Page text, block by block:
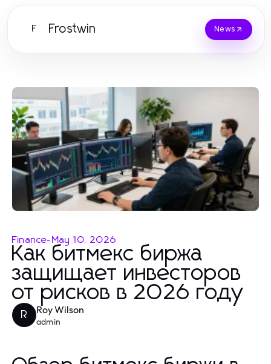
F Frostwin News
Finance- May 10, 2026
Как битмекс биржа
защищает инвесторов
от рисков в 2026 году
R Roy Wilson
admin